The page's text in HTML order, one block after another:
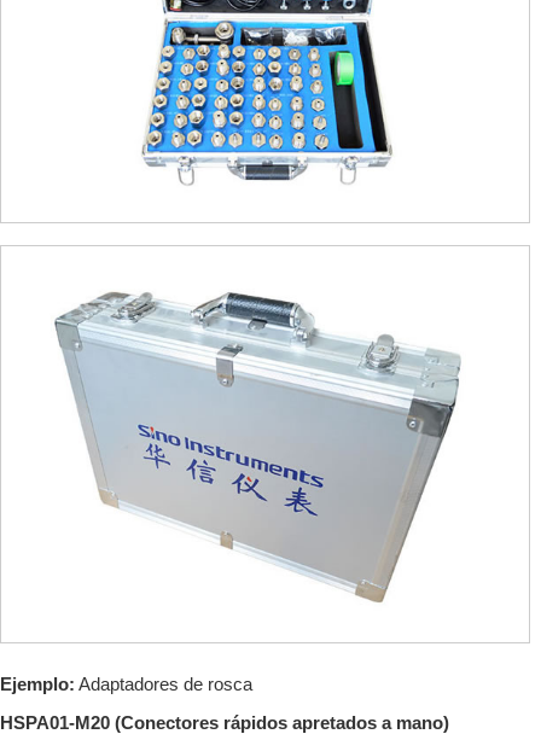
Ejemplo: Adaptadores de rosca
HSPA01-M20 (Conectores rápidos apretados a mano)